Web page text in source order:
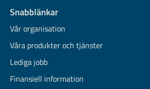
Snabblänkar
Vår organisation
Våra produkter och tjänster
Lediga jobb
Finansiell information